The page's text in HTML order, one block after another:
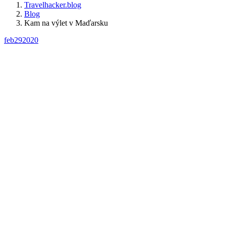
Travelhacker.blog
Blog
Kam na výlet v Maďarsku
feb292020